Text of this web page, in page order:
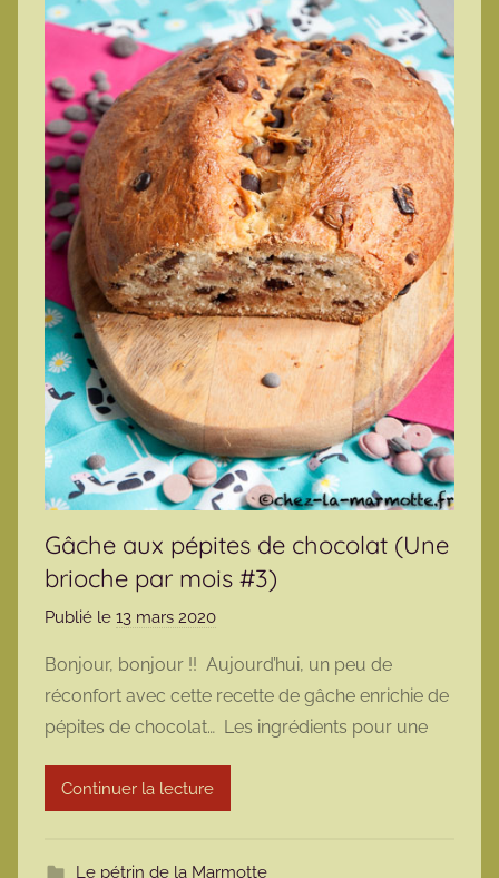
Gâche aux pépites de chocolat (Une
brioche par mois #3)
Publié le 13 mars 2020
r
m
r
Bonjour, bonjour !! Aujourd’hui, un peu de
réconfort avec cette recette de gâche enrichie de
pépites de chocolat… Les ingrédients pour une
Continuer la lecture
Le pétrin de la Marmotte